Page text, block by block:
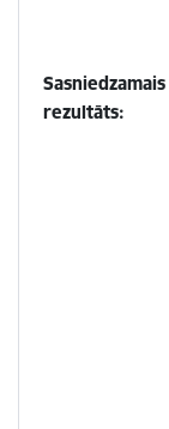
Sasniedzamais
rezultāts: